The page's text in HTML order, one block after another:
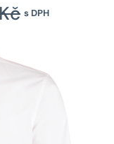
s DPH
byla: